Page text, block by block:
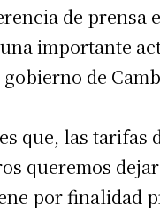
de prensa
importante
de
que, las tarifas
queremos
por finalidad